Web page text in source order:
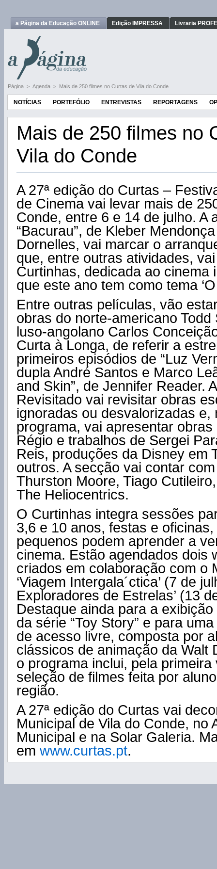
a Página da Educação ONLINE Edição IMPRESSA Livraria
Página > Agenda > Mais de 250 filmes no Curtas de Vila do Conde
NOTÍCIAS PORTEFÓLIO ENTREVISTAS REPORTAGENS
Mais de 250 filmes no
Vila do Conde
A 27ª edição do Curtas –
de Cinema vai levar mais de
Conde, entre 6 e 14 de julho. A
“Bacurau”, de Kleber
Dornelles, vai marcar o
que, entre outras atividades,
Curtinhas, dedicada ao cinema
que este ano tem como tema
Entre outras películas, vão
obras do norte-americano Todd
luso-angolano Carlos
Curta à Longa, de referir a
primeiros episódios de “Luz
dupla André Santos e Marco
and Skin”, de Jennifer Reader.
Revisitado vai revisitar obras
ignoradas ou desvalorizadas e,
programa, vai apresentar
Régio e trabalhos de Sergei
Reis, produções da Disney em
outros. A secção vai contar
Thurston Moore, Tiago
The Heliocentrics.
O Curtinhas integra sessões
3,6 e 10 anos, festas e
pequenos podem aprender a
cinema. Estão agendados dois
criados em colaboração com o
‘Viagem Intergala´ctica’ (7 de
Exploradores de Estrelas’ (13
Destaque ainda para a
da série “Toy Story” e para
de acesso livre, composta por
clássicos de animação da Walt
o programa inclui, pela primeira
seleção de filmes feita por
região.
A 27ª edição do Curtas vai
Municipal de Vila do Conde, no
Municipal e na Solar Galeria.
em www.curtas.pt.